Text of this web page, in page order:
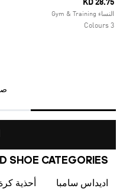
KD 28.75
النساء Gym & Training
3 Colours
SHOE CATEGORIES
اديداس سامبا